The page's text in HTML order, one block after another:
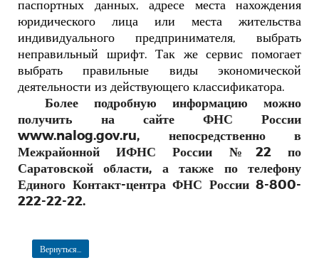
паспортных данных, адресе места нахождения
юридического лица или места жительства
индивидуального предпринимателя, выбрать
неправильный шрифт. Так же сервис помогает
выбрать правильные виды экономической
деятельности из действующего классификатора.
Более подробную информацию можно
получить на сайте ФНС России
www.nalog.gov.ru, непосредственно в
Межрайонной ИФНС России №22 по
Саратовской области, а также по телефону
Единого Контакт-центра ФНС России 8-800-
222-22-22.
Вернуться...